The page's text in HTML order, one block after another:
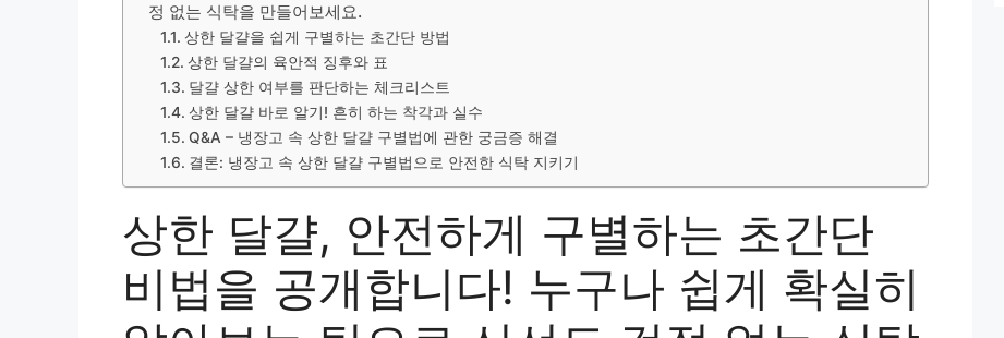
정 없는 식탁을 만들어보세요.
상한 달걀을 쉽게 구별하는 초간단 방법
상한 달걀의 육안적 징후와 표
달걀 상한 여부를 판단하는 체크리스트
상한 달걀 바로 알기! 흔히 하는 착각과 실수
Q&A – 냉장고 속 상한 달걀 구별법에 관한 궁금증 해결
결론: 냉장고 속 상한 달걀 구별법으로 안전한 식탁 지키기
상한 달걀, 안전하게 구별하는 초간단
비법을 공개합니다! 누구나 쉽게 확실히